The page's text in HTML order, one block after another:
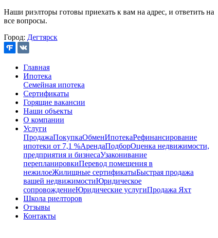
Наши риэлторы готовы приехать к вам на адрес, и ответить на
все вопросы.
Город: Дегтярск
Главная
Ипотека
Семейная ипотека
Сертификаты
Горящие вакансии
Наши объекты
О компании
Услуги
ПродажаПокупкаОбменИпотекаРефинансирование
ипотеки от 7,1 %АрендаПодборОценка недвижимости,
предприятия и бизнесаУзаконивание
перепланировкиПеревод помещения в
нежилоеЖилищные сертификатыБыстрая продажа
вашей недвижимостиЮридическое
сопровождениеЮридические услугиПродажа Яхт
Школа риелторов
Отзывы
Контакты